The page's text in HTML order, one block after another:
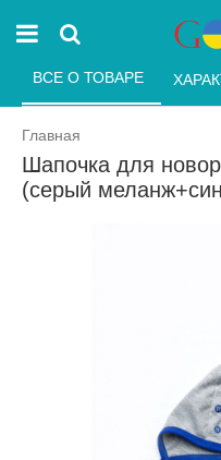
Главная
Шапочка для
(серый
ВСЕ О ТОВАРЕ